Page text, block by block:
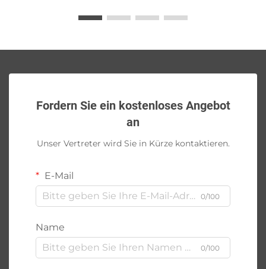
Fordern Sie ein kostenloses Angebot
an
Unser Vertreter wird Sie in Kürze kontaktieren.
E-Mail
0/100
Name
0/100